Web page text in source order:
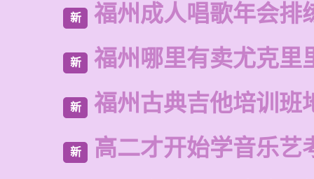
新 福州成人唱歌年会排
新 福州哪里有卖尤克里
新 福州古典吉他培训班
新 高二才开始学音乐艺